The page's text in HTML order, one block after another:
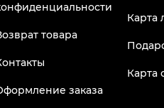
товара
заказа
Карта
Карта